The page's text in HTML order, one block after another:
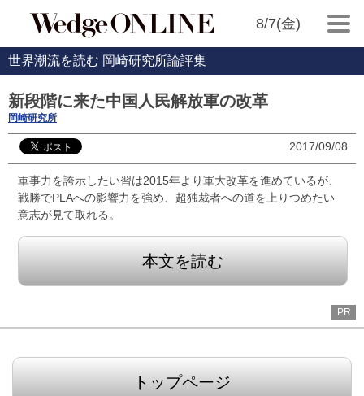
8/7(金)
世界潮流を読む 岡崎研究所論評集
新段階に来た中国人民解放軍の改革
岡崎研究所
2017/09/08
軍事力を誇示したい習は2015年より軍大改革を進めているが、
戦勝でPLAへの影響力を強め、超独裁者への道を上りつめたい
意志が見て取れる。
本文を読む
PR
トップページ